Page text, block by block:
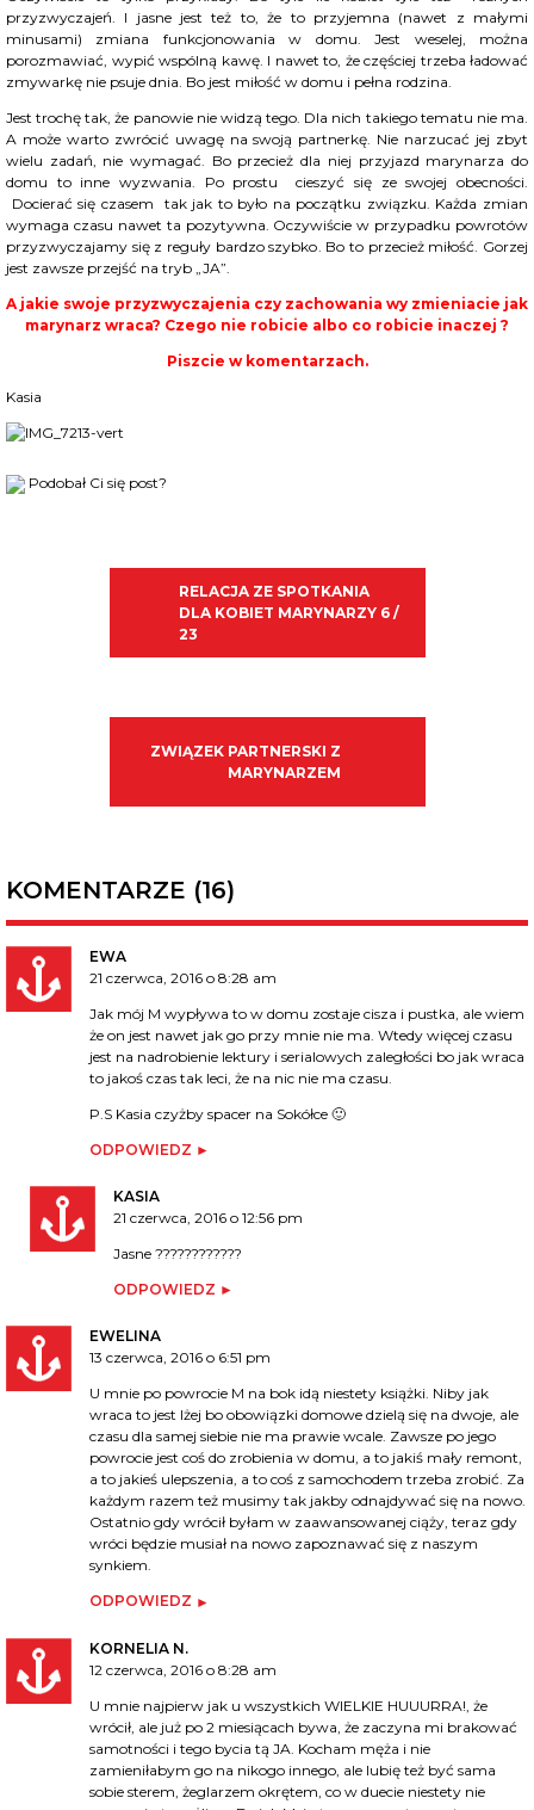
przyzwyczajeń. I jasne jest też to, że to przyjemna (nawet z małymi
minusami) zmiana funkcjonowania w domu. Jest weselej, można
porozmawiać, wypić wspólną kawę. I nawet to, że częściej trzeba ładować
zmywarkę nie psuje dnia. Bo jest miłość w domu i pełna rodzina.
Jest trochę tak, że panowie nie widzą tego. Dla nich takiego tematu nie ma.
A może warto zwrócić uwagę na swoją partnerkę. Nie narzucać jej zbyt
wielu zadań, nie wymagać. Bo przecież dla niej przyjazd marynarza do
domu to inne wyzwania. Po prostu cieszyć się ze swojej obecności.
Docierać się czasem tak jak to było na początku związku. Każda zmian
wymaga czasu nawet ta pozytywna. Oczywiście w przypadku powrotów
przyzwyczajamy się z reguły bardzo szybko. Bo to przecież miłość. Gorzej
jest zawsze przejść na tryb „JA”.
A jakie swoje przyzwyczajenia czy zachowania wy zmieniacie jak
marynarz wraca? Czego nie robicie albo co robicie inaczej ?
Piszcie w komentarzach.
Kasia
Podobał Ci się post?
RELACJA ZE SPOTKANIA
DLA KOBIET MARYNARZY 6 /
23
ZWIĄZEK PARTNERSKI Z
MARYNARZEM
KOMENTARZE (16)
EWA
21 czerwca, 2016 o 8:28 am
Jak mój M wypływa to w domu zostaje cisza i pustka, ale wiem
że on jest nawet jak go przy mnie nie ma. Wtedy więcej czasu
jest na nadrobienie lektury i serialowych zaległości bo jak wraca
to jakoś czas tak leci, że na nic nie ma czasu.
P.S Kasia czyżby spacer na Sokółce 🙂
ODPOWIEDZ
KASIA
21 czerwca, 2016 o 12:56 pm
Jasne ????????????
ODPOWIEDZ
EWELINA
13 czerwca, 2016 o 6:51 pm
U mnie po powrocie M na bok idą niestety książki. Niby jak
wraca to jest lżej bo obowiązki domowe dzielą się na dwoje, ale
czasu dla samej siebie nie ma prawie wcale. Zawsze po jego
powrocie jest coś do zrobienia w domu, a to jakiś mały remont,
a to jakieś ulepszenia, a to coś z samochodem trzeba zrobić. Za
każdym razem też musimy tak jakby odnajdywać się na nowo.
Ostatnio gdy wrócił byłam w zaawansowanej ciąży, teraz gdy
wróci będzie musiał na nowo zapoznawać się z naszym
synkiem.
ODPOWIEDZ
KORNELIA N.
12 czerwca, 2016 o 8:28 am
U mnie najpierw jak u wszystkich WIELKIE HUUURRA!, że
wrócił, ale już po 2 miesiącach bywa, że zaczyna mi brakować
samotności i tego bycia tą JA. Kocham męża i nie
zamieniłabym go na nikogo innego, ale lubię też być sama
sobie sterem, żeglarzem okrętem, co w duecie niestety nie